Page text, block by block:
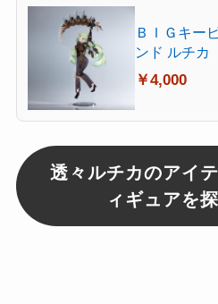
ＢＩＧキー
ンド ルチカ
￥4,000
透々ルチカのアイ
ィギュアを